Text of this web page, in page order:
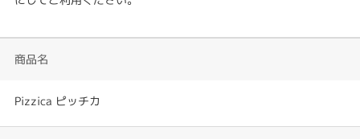
商品名
Pizzica ピッチカ